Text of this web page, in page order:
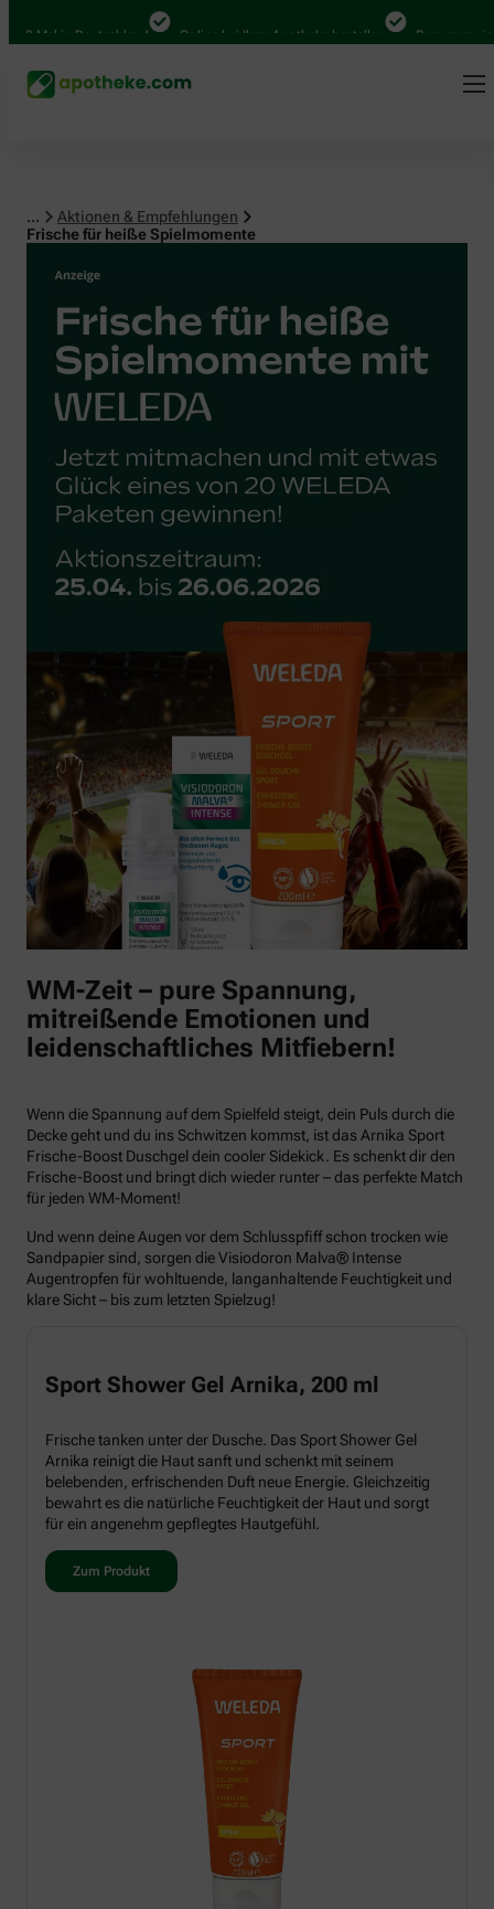
in Deutschland Online bei Ihrer Apotheke bestellen Bequem
...
Aktionen & Empfehlungen
Frische für heiße Spielmomente
WM-Zeit – pure Spannung,
mitreißende Emotionen und
leidenschaftliches Mitfiebern!
Wenn die Spannung auf dem Spielfeld steigt, dein Puls durch die
Decke geht und du ins Schwitzen kommst, ist das Arnika Sport
Frische-Boost Duschgel dein cooler Sidekick. Es schenkt dir den
Frische-Boost und bringt dich wieder runter – das perfekte Match
für jeden WM-Moment!
Und wenn deine Augen vor dem Schlusspfiff schon trocken wie
Sandpapier sind, sorgen die Visiodoron Malva® Intense
Augentropfen für wohltuende, langanhaltende Feuchtigkeit und
klare Sicht – bis zum letzten Spielzug!
Sport Shower Gel Arnika, 200 ml
Frische tanken unter der Dusche. Das Sport Shower Gel
Arnika reinigt die Haut sanft und schenkt mit seinem
belebenden, erfrischenden Duft neue Energie. Gleichzeitig
bewahrt es die natürliche Feuchtigkeit der Haut und sorgt
für ein angenehm gepflegtes Hautgefühl.
Zum Produkt